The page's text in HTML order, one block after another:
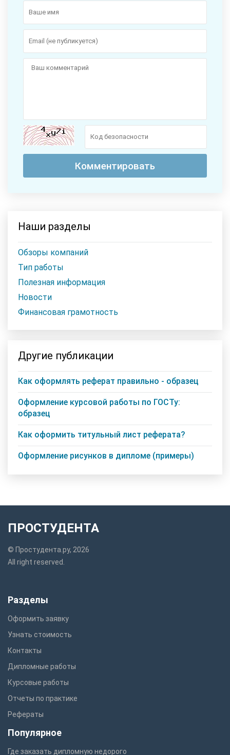
Наши разделы
Обзоры компаний
Тип работы
Полезная информация
Новости
Финансовая грамотность
Другие публикации
Как оформлять реферат правильно - образец
Оформление курсовой работы по ГОСТу:
образец
Как оформить титульный лист реферата?
Оформление рисунков в дипломе (примеры)
ПРОСТУДЕНТА
© Простудента.ру, 2026
All right reserved.
Разделы
Оформить заявку
Узнать стоимость
Контакты
Дипломные работы
Курсовые работы
Отчеты по практике
Рефераты
Популярное
Где заказать дипломную недорого